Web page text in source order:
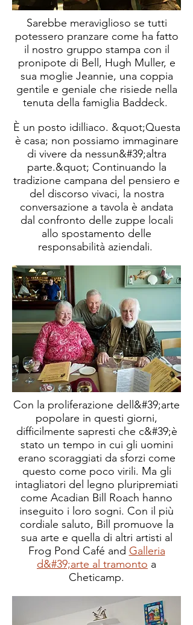
Sarebbe meraviglioso se tutti
potessero pranzare come ha fatto
il nostro gruppo stampa con il
pronipote di Bell, Hugh Muller, e
sua moglie Jeannie, una coppia
gentile e geniale che risiede nella
tenuta della famiglia Baddeck.
È un posto idilliaco. &quot;Questa
è casa; non possiamo immaginare
di vivere da nessun&#39;altra
parte.&quot; Continuando la
tradizione campana del pensiero e
del discorso vivaci, la nostra
conversazione a tavola è andata
dal confronto delle zuppe locali
allo spostamento delle
responsabilità aziendali.
Con la proliferazione dell&#39;arte
popolare in questi giorni,
difficilmente sapresti che c&#39;è
stato un tempo in cui gli uomini
erano scoraggiati da sforzi come
questo come poco virili. Ma gli
intagliatori del legno pluripremiati
come Acadian Bill Roach hanno
inseguito i loro sogni. Con il più
cordiale saluto, Bill promuove la
sua arte e quella di altri artisti al
Frog Pond Café and Galleria
d&#39;arte al tramonto a
Cheticamp.